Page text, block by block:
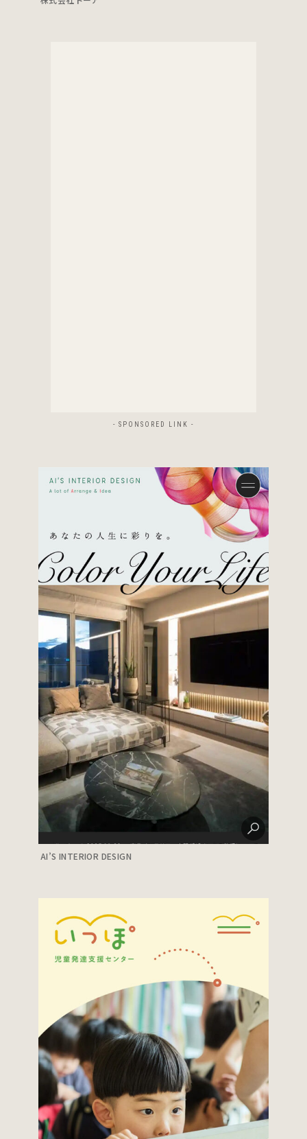
- SPONSORED LINK -
AI’S INTERIOR DESIGN